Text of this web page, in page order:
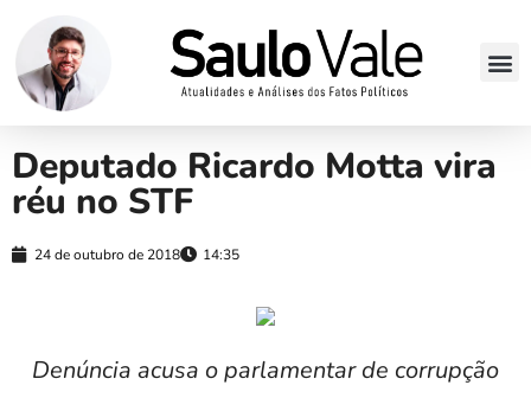
Deputado Ricardo Motta vira
réu no STF
24 de outubro de 2018 14:35
Denúncia acusa o parlamentar de corrupção